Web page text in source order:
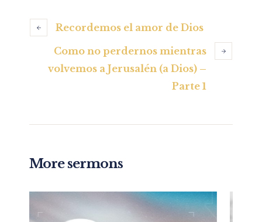
Recordemos el amor de Dios
Como no perdernos mientras
volvemos a Jerusalén (a Dios) –
Parte 1
More sermons